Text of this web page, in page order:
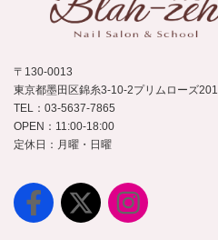
〒130-0013
東京都墨田区錦糸3-10-2プリムローズ201
TEL：03-5637-7865
OPEN：11:00-18:00
定休日：月曜・日曜